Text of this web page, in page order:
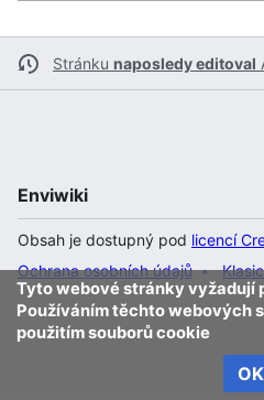
Stránku naposledy editoval
Tyto webové stránky vyžadují
Používáním těchto webových
použitím souborů cookie
OK
Enviwiki
Obsah je dostupný pod licencí
Ochrana osobních údajů